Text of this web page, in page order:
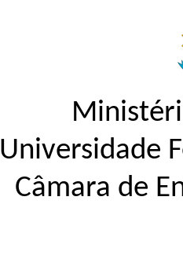
Universidade
Câmara de